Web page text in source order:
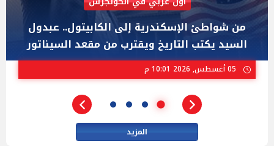
"عبد الرحمن السيد" المصري الذى يواجه "هايلي
ستيفنز" وإيباك الاسرائيلية بإنتخابات ميشيجان
المزيد